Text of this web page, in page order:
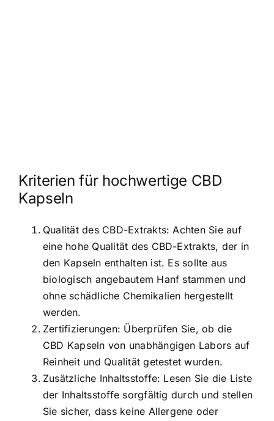
Kriterien für hochwertige CBD
Kapseln
Qualität des CBD-Extrakts: Achten Sie auf
eine hohe Qualität des CBD-Extrakts, der in
den Kapseln enthalten ist. Es sollte aus
biologisch angebautem Hanf stammen und
ohne schädliche Chemikalien hergestellt
werden.
Zertifizierungen: Überprüfen Sie, ob die
CBD Kapseln von unabhängigen Labors auf
Reinheit und Qualität getestet wurden.
Zusätzliche Inhaltsstoffe: Lesen Sie die Liste
der Inhaltsstoffe sorgfältig durch und stellen
Sie sicher, dass keine Allergene oder